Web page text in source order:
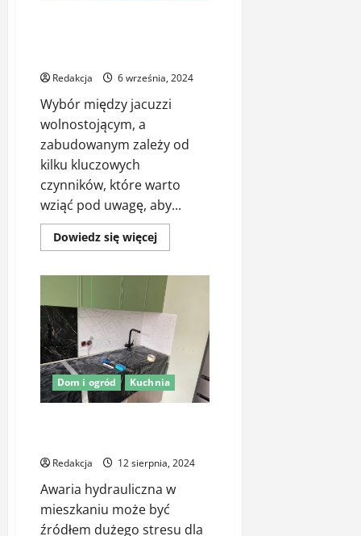
Redakcja 6 września, 2024
Wybór między jacuzzi
wolnostojącym, a
zabudowanym zależy od
kilku kluczowych
czynników, które warto
wziąć pod uwagę, aby...
Dowiedz się więcejDowiedz
się
Jacuzzi
ogrodowe
do
zabudowy
vs.
jacuzzi
wolnostojące
–
które
wybrać?
Dom i ogród Kuchnia
Redakcja 12 sierpnia, 2024
Awaria hydrauliczna w
mieszkaniu może być
źródłem dużego stresu dla